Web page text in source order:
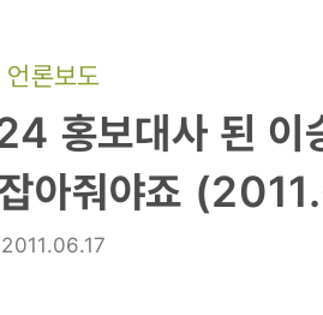
언론보도
홍보대사 된 이
아줘야죠
2011.06.17